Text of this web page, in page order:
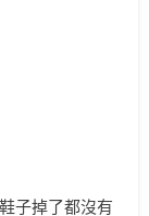
子掉了都沒有